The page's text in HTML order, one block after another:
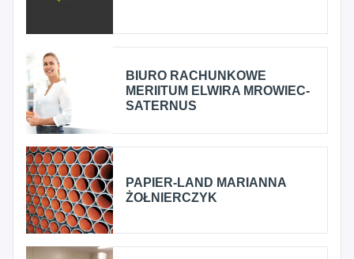
BIURO RACHUNKOWE
MERIITUM ELWIRA MROWIEC-
SATERNUS
PAPIER-LAND MARIANNA
ŻOŁNIERCZYK